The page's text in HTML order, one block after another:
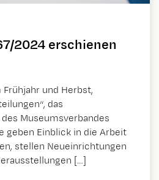
2024 erschienen
und Herbst,
das
Museumsverbandes
geben Einblick in die Arbeit
stellen Neueinrichtungen
[…]